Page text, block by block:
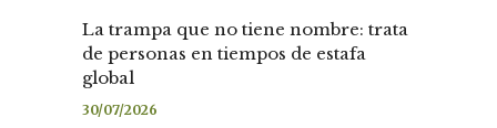
La trampa que no tiene nombre: trata
de personas en tiempos de estafa
global
30/07/2026